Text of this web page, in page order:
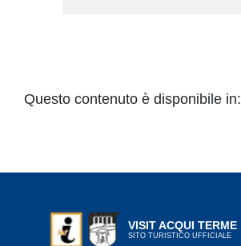
Questo contenuto è disponibile in:
VISIT ACQUI TERME
SITO TURISTICO UFFICIALE